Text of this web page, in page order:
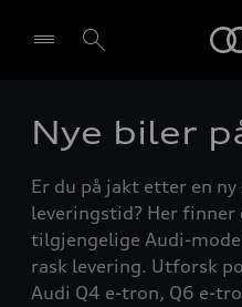
Velg forhandler
Nye biler
Er du på jakt etter en
leveringstid? Her
tilgjengelige Audi-
rask levering. Utforsk
Audi Q4 e-tron, Q6 e-